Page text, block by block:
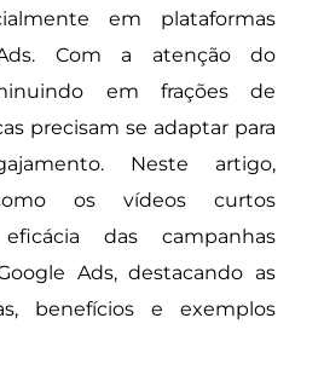
em plataformas
Com a atenção do
em frações de
precisam se adaptar para
Neste artigo,
os vídeos curtos
das campanhas
Ads, destacando as
benefícios e exemplos